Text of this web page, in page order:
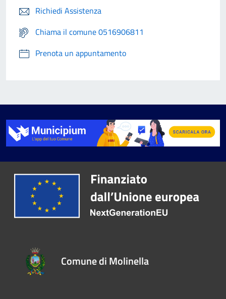
Richiedi Assistenza
Chiama il comune 0516906811
Prenota un appuntamento
Comune di Molinella